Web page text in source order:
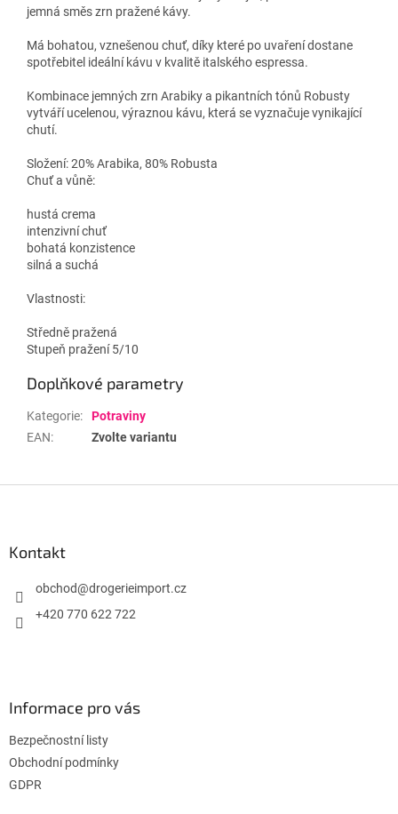
jemná směs zrn pražené kávy.
Má bohatou, vznešenou chuť, díky které po uvaření dostane
spotřebitel ideální kávu v kvalitě italského espressa.
Kombinace jemných zrn Arabiky a pikantních tónů Robusty
vytváří ucelenou, výraznou kávu, která se vyznačuje vynikající
chutí.
Složení: 20% Arabika, 80% Robusta
Chuť a vůně:
hustá crema
intenzivní chuť
bohatá konzistence
silná a suchá
Vlastnosti:
Středně pražená
Stupeň pražení 5/10
Doplňkové parametry
Kategorie:
Potraviny
EAN: Zvolte variantu
Kontakt
obchod@drogerieimport.cz
+420 770 622 722
Informace pro vás
Bezpečnostní listy
Obchodní podmínky
GDPR